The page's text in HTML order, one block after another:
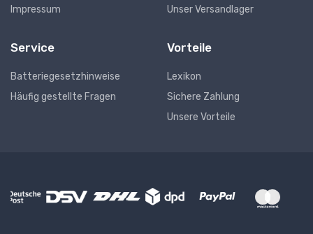
Impressum
Unser Versandlager
Service
Batteriegesetzhinweise
Häufig gestellte Fragen
Vorteile
Lexikon
Sichere Zahlung
Unsere Vorteile